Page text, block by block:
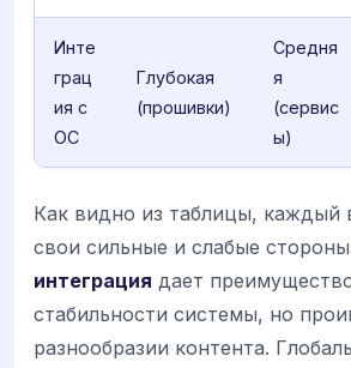
Инте
грац
ия с
ОС
Глубокая
(прошивки)
Средня
я
(сервис
ы)
Как видно из таблицы, каждый
свои сильные и слабые
интеграция дает
стабильности системы, но
разнообразии контента.